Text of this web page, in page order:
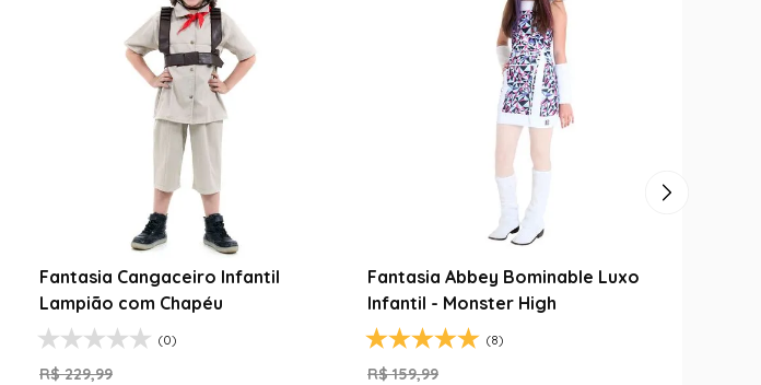
Fantasia Cangaceiro Infantil
Lampião com Chapéu
(0)
R$ 229,99
Fantasia Abbey Bominable Luxo
Infantil - Monster High
(8)
R$ 159,99